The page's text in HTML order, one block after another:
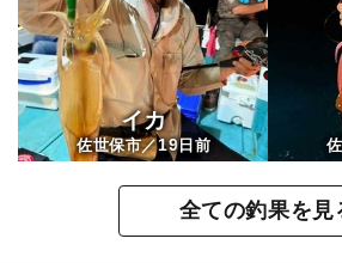
イカ
佐世保市／19日前
全ての釣果を見